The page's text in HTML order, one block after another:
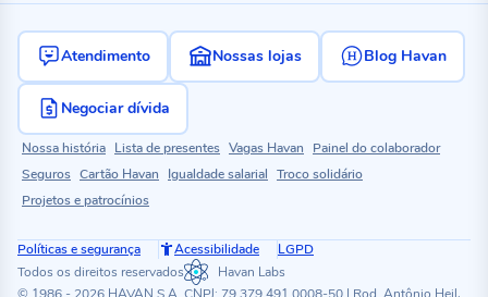
Atendimento Nossas lojas Blog Havan
Negociar dívida
Nossa história Lista de presentes Vagas Havan
Painel do colaborador
Seguros Cartão Havan Igualdade salarial Troco solidário
Projetos e patrocínios
Políticas e segurança Acessibilidade
LGPD
Todos os direitos reservados
Havan Labs